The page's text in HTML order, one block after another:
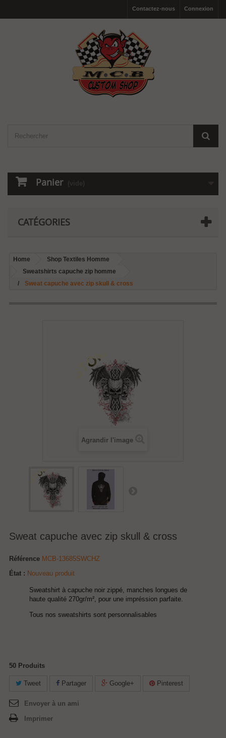
Connexion
Contactez-nous
Panier (vide)
CATÉGORIES
Home
Shop Textiles Homme
Sweatshirts capuche zip homme
Sweat capuche avec zip skull & cross
Agrandir l'image
Sweat capuche avec zip skull & cross
Référence MCB-13685SWCHZ
État : Nouveau produit
Sweatshirt à capuche noir zippé, manches longues de
haute qualité 270gr/m², pour une impréssion parfaite.
Tous nos sweatshirts sont personnalisables
50 Produits
Tweet Partager Google+ Pinterest
Envoyer à un ami
Imprimer